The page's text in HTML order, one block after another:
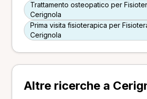
Trattamento osteopatico per
Cerignola
Prima visita fisioterapica per
Cerignola
Altre ricerche a